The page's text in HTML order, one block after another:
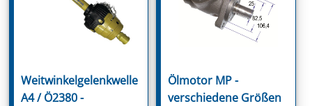
Weitwinkelgelenkwelle
A4 / Ö2380 -
Ölmotor MP -
verschiedene Größen